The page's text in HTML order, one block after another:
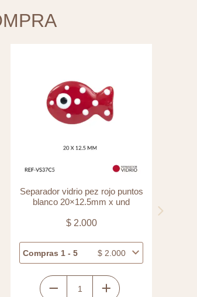
Separador vidrio pez rojo puntos
blanco 20×12.5mm x und
$2.000
Compras 1 - 5 $ 2.000